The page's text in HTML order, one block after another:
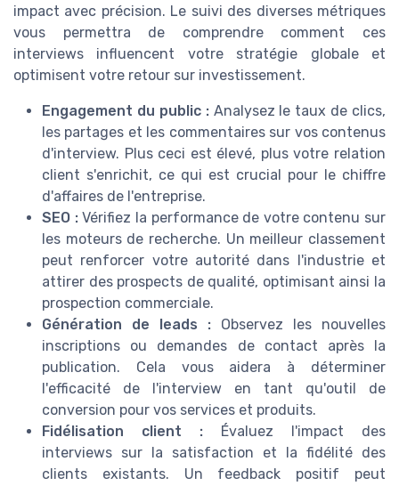
impact avec précision. Le suivi des diverses métriques
vous permettra de comprendre comment ces
interviews influencent votre stratégie globale et
optimisent votre retour sur investissement.
Engagement du public :Analysez le taux de clics,
les partages et les commentaires sur vos contenus
d'interview. Plus ceci est élevé, plus votre relation
client s'enrichit, ce qui est crucial pour le chiffre
d'affaires de l'entreprise.
SEO :Vérifiez la performance de votre contenu sur
les moteurs de recherche. Un meilleur classement
peut renforcer votre autorité dans l'industrie et
attirer des prospects de qualité, optimisant ainsi la
prospection commerciale.
Génération de leads : Observez les nouvelles
inscriptions ou demandes de contact après la
publication. Cela vous aidera à déterminer
l'efficacité de l'interview en tant qu'outil de
conversion pour vos services et produits.
Fidélisation client : Évaluez l'impact des
interviews sur la satisfaction et la fidélité des
clients existants. Un feedback positif peut